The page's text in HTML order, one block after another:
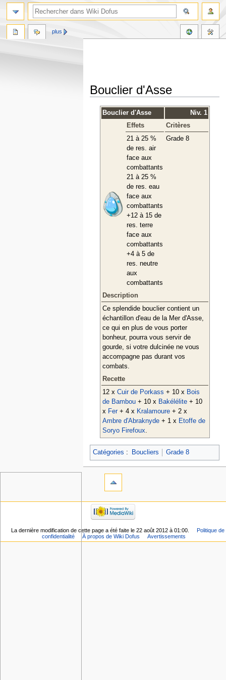
Bouclier d'Asse
Bouclier d'Asse
Niv. 1
Effets
Critères
21 à 25 %
de res. air
face aux
combattants
21 à 25 %
de res. eau
face aux
combattants
+12 à 15 de
res. terre
face aux
combattants
+4 à 5 de
res. neutre
aux
combattants
Grade 8
Description
Ce splendide bouclier contient un
échantillon d'eau de la Mer d'Asse,
ce qui en plus de vous porter
bonheur, pourra vous servir de
gourde, si votre dulcinée ne vous
accompagne pas durant vos
combats.
Recette
12 x Cuir de Porkass + 10 x Bois
de Bambou+ 10 x Bakélélite+ 10
x Fer+ 4 x Kralamoure+ 2 x
Ambre d'Abraknyde+ 1 x Etoffe de
Soryo Firefoux.
Catégories : Boucliers Grade 8
plus
La dernière modification de cette page a été faite le 22 août 2012 à 01:00.
Politique de
confidentialité
À propos de Wiki Dofus Avertissements